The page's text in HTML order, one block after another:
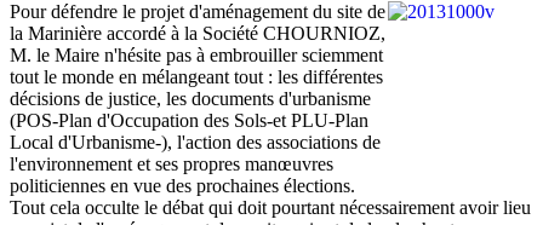
Pour défendre le projet d'aménagement du site de
la Marinière accordé à la Société CHOURNIOZ,
M. le Maire n'hésite pas à embrouiller sciemment
tout le monde en mélangeant tout : les différentes
décisions de justice, les documents d'urbanisme
(POS-Plan d'Occupation des Sols-et PLU-Plan
Local d'Urbanisme-), l'action des associations de
l'environnement et ses propres manœuvres
politiciennes en vue des prochaines élections.
Tout cela occulte le débat qui doit pourtant nécessairement avoir lieu